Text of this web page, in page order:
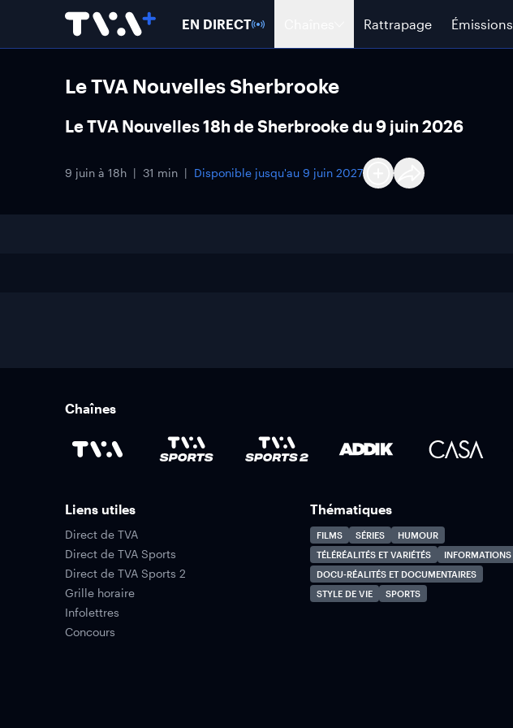
EN DIRECT Rattrapage Émissions
Le TVA Nouvelles Sherbrooke
Le TVA Nouvelles 18h de Sherbrooke du 9 juin 2026
9 juin à 18h 31 min Disponible jusqu'au 9 juin 2027
Chaînes
Liens utiles
Direct de TVA
Direct de TVA Sports
Direct de TVA Sports 2
Grille horaire
Infolettres
Concours
Thématiques
FILMS SÉRIES
HUMOUR
TÉLÉRÉALITÉS ET VARIÉTÉS
INFORMATIONS
DOCU-RÉALITÉS ET DOCUMENTAIRES
STYLE DE VIE
SPORTS